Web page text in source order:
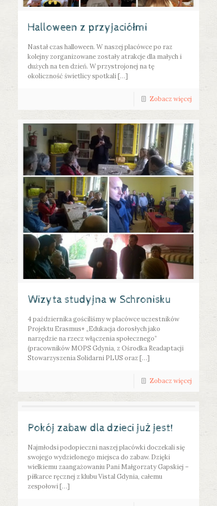
Halloween z przyjaciółmi
Nastał czas halloween. W naszej placówce po raz
kolejny zorganizowane zostały atrakcje dla małych i
dużych na ten dzień. W przystrojonej na tę
okoliczność świetlicy spotkali […]
Zobacz więcej
Wizyta studyjna w Schronisku
4 października gościliśmy w placówce uczestników
Projektu Erasmus+ „Edukacja dorosłych jako
narzędzie na rzecz włączenia społecznego”
(pracowników MOPS Gdynia, z Ośrodka Readaptacji
Stowarzyszenia Solidarni PLUS oraz […]
Zobacz więcej
Pokój zabaw dla dzieci już jest!
Najmłodsi podopieczni naszej placówki doczekali się
swojego wydzielonego miejsca do zabaw. Dzięki
wielkiemu zaangażowaniu Pani Małgorzaty Gapskiej –
piłkarce ręcznej z klubu Vistal Gdynia, całemu
zespołowi […]